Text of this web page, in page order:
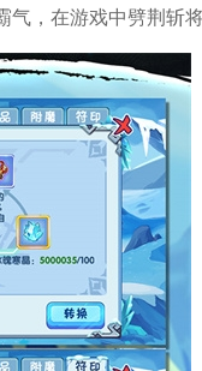
，在游戏中劈荆斩